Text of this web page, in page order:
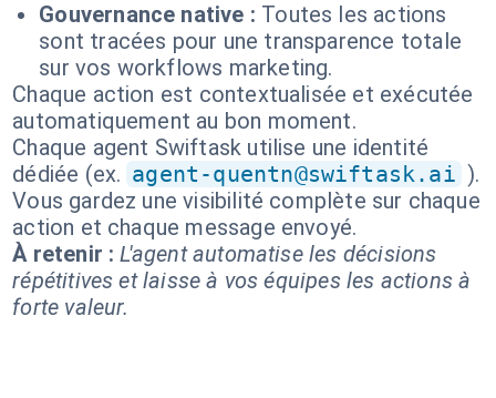
Gouvernance native : Toutes les actions
sont tracées pour une transparence totale
sur vos workflows marketing.
Chaque action est contextualisée et exécutée
automatiquement au bon moment.
Chaque agent Swiftask utilise une identité
dédiée (ex. agent-quentn@swiftask.ai ).
Vous gardez une visibilité complète sur chaque
action et chaque message envoyé.
À retenir : L'agent automatise les décisions
répétitives et laisse à vos équipes les actions à
forte valeur.